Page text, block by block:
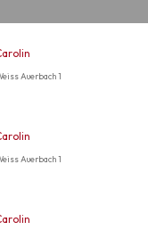
Auerbach 1
Auerbach 1